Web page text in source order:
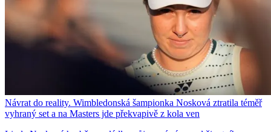
Návrat do reality. Wimbledonská šampionka Nosková ztratila téměř
vyhraný set a na Masters jde překvapivě z kola ven